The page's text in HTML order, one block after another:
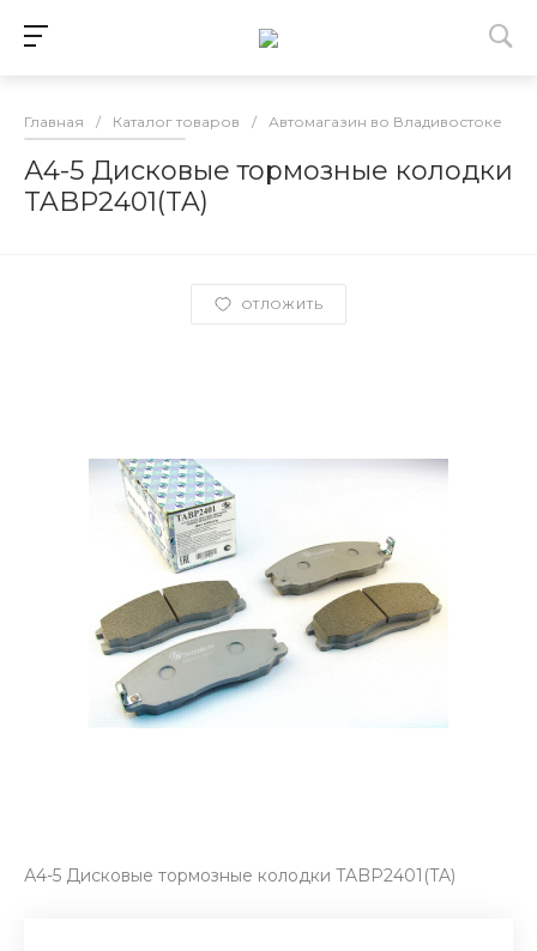
Главная / Каталог товаров / Автомагазин во Владивостоке
А4-5 Дисковые тормозные колодки
TABP2401(TA)
ОТЛОЖИТЬ
А4-5 Дисковые тормозные колодки TABP2401(TA)